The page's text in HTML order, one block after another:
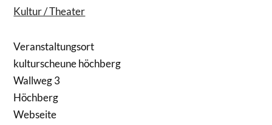
Kultur / Theater
Veranstaltungsort
kulturscheune höchberg
Wallweg 3
Höchberg
Webseite